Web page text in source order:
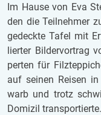
Im Hause von Eva
den die Teil­neh­mer
ge­deck­te Tafel mit
lier­ter Bil­der­vor­trag
per­ten für
auf sei­nen Rei­sen
warb und trotz
Do­mi­zil trans­por­tier­te.